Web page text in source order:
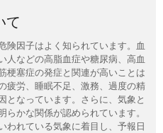
て
険因子はよく知られています。血
人などの高脂血症や糖尿病、高血
梗塞症の発症と関連が高いことは
疲労、睡眠不足、激務、過度の精
となっています。さらに、気象と
かな関係が認められています。
われている気象に着目し、予報日